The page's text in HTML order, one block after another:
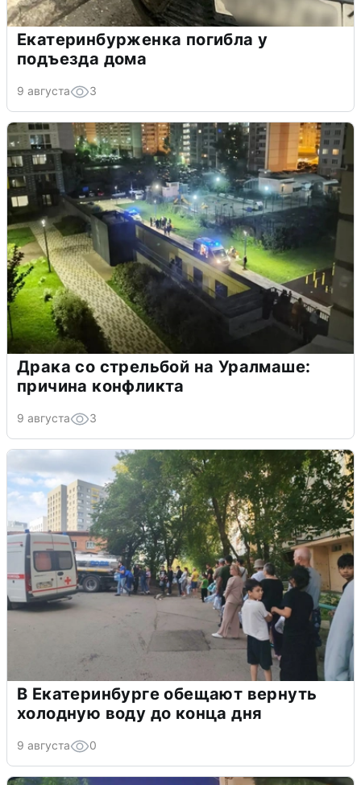
Екатеринбурженка погибла у
подъезда дома
9 августа 3
Драка со стрельбой на Уралмаше:
причина конфликта
9 августа 3
В Екатеринбурге обещают вернуть
холодную воду до конца дня
9 августа 0